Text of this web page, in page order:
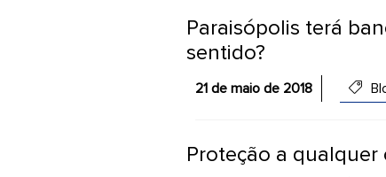
Paraisópolis terá
sentido?
21 de maio de 2018
Proteção a qualquer